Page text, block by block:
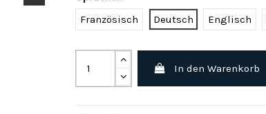
Französisch
Deutsch Englisch
In den Warenkorb